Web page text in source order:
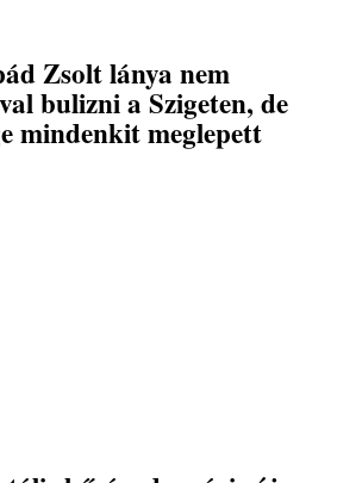
Zsolt lánya nem
bulizni a Szigeten, de
mindenkit meglepett